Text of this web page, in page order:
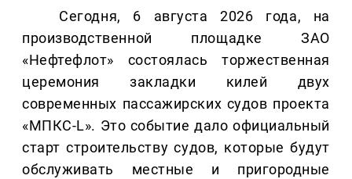
Сегодня, 6 августа 2026 года, на
производственной площадке ЗАО
«Нефтефлот» состоялась торжественная
церемония закладки килей двух
современных пассажирских судов проекта
«МПКС-L». Это событие дало официальный
старт строительству судов, которые будут
обслуживать местные и пригородные